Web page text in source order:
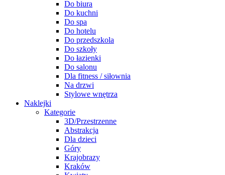
Do biura
Do kuchni
Do spa
Do hotelu
Do przedszkola
Do szkoły
Do łazienki
Do salonu
Dla fitness / siłownia
Na drzwi
Stylowe wnętrza
Naklejki
Kategorie
3D/Przestrzenne
Abstrakcja
Dla dzieci
Góry
Krajobrazy
Kraków